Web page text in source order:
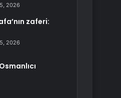
2026
zaferi:
2026